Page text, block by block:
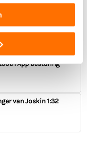
Fendt 933 Vario
App besturing
van Joskin 1:32